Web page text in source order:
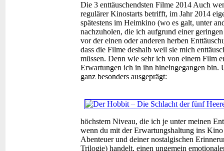
Die 3 enttäuschendsten Filme 2014 Auch
regulärer Kinostarts betrifft, im Jahr 2014
spätestens im Heimkino (wo es galt, unter
nachzuholen, die ich aufgrund einer
vor der einen oder anderen herben
dass die Filme deshalb weil sie mich
müssen. Denn wie sehr ich von einem Film
Erwartungen ich in ihn hineingegangen bin.
ganz besonders ausgeprägt:
höchstem Niveau, die ich je unter meinen
wenn du mit der Erwartungshaltung ins
Abenteuer und deiner nostalgischen
Trilogie) handelt, einen ungemein